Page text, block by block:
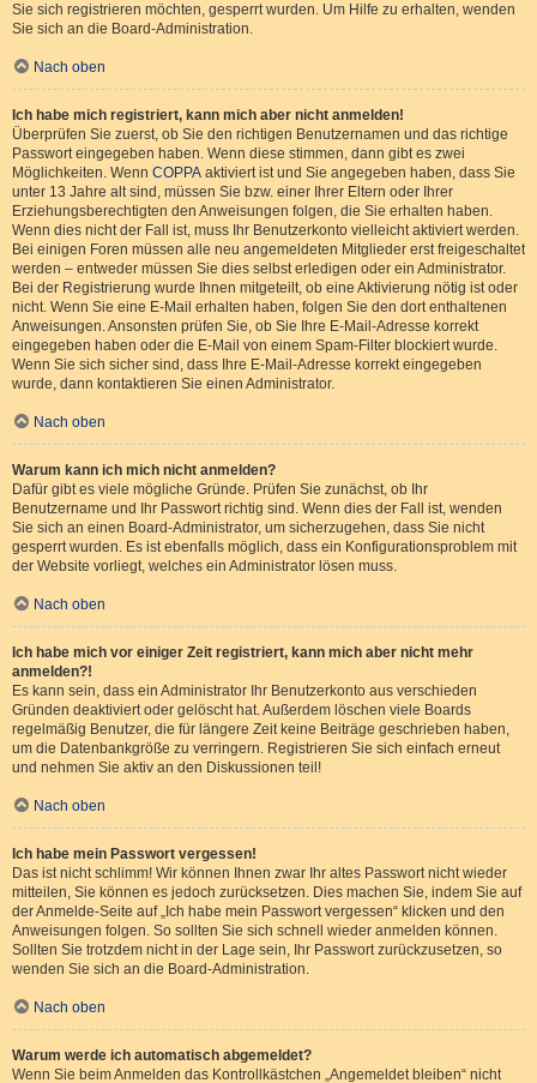
Sie sich registrieren möchten, gesperrt wurden. Um Hilfe zu erhalten, wenden
Sie sich an die Board-Administration.
Nach oben
Ich habe mich registriert, kann mich aber nicht anmelden!
Überprüfen Sie zuerst, ob Sie den richtigen Benutzernamen und das richtige
Passwort eingegeben haben. Wenn diese stimmen, dann gibt es zwei
Möglichkeiten. Wenn COPPA aktiviert ist und Sie angegeben haben, dass Sie
unter 13 Jahre alt sind, müssen Sie bzw. einer Ihrer Eltern oder Ihrer
Erziehungsberechtigten den Anweisungen folgen, die Sie erhalten haben.
Wenn dies nicht der Fall ist, muss Ihr Benutzerkonto vielleicht aktiviert werden.
Bei einigen Foren müssen alle neu angemeldeten Mitglieder erst freigeschaltet
werden – entweder müssen Sie dies selbst erledigen oder ein Administrator.
Bei der Registrierung wurde Ihnen mitgeteilt, ob eine Aktivierung nötig ist oder
nicht. Wenn Sie eine E-Mail erhalten haben, folgen Sie den dort enthaltenen
Anweisungen. Ansonsten prüfen Sie, ob Sie Ihre E-Mail-Adresse korrekt
eingegeben haben oder die E-Mail von einem Spam-Filter blockiert wurde.
Wenn Sie sich sicher sind, dass Ihre E-Mail-Adresse korrekt eingegeben
wurde, dann kontaktieren Sie einen Administrator.
Nach oben
Warum kann ich mich nicht anmelden?
Dafür gibt es viele mögliche Gründe. Prüfen Sie zunächst, ob Ihr
Benutzername und Ihr Passwort richtig sind. Wenn dies der Fall ist, wenden
Sie sich an einen Board-Administrator, um sicherzugehen, dass Sie nicht
gesperrt wurden. Es ist ebenfalls möglich, dass ein Konfigurationsproblem mit
der Website vorliegt, welches ein Administrator lösen muss.
Nach oben
Ich habe mich vor einiger Zeit registriert, kann mich aber nicht mehr
anmelden?!
Es kann sein, dass ein Administrator Ihr Benutzerkonto aus verschieden
Gründen deaktiviert oder gelöscht hat. Außerdem löschen viele Boards
regelmäßig Benutzer, die für längere Zeit keine Beiträge geschrieben haben,
um die Datenbankgröße zu verringern. Registrieren Sie sich einfach erneut
und nehmen Sie aktiv an den Diskussionen teil!
Nach oben
Ich habe mein Passwort vergessen!
Das ist nicht schlimm! Wir können Ihnen zwar Ihr altes Passwort nicht wieder
mitteilen, Sie können es jedoch zurücksetzen. Dies machen Sie, indem Sie auf
der Anmelde-Seite auf „Ich habe mein Passwort vergessen“ klicken und den
Anweisungen folgen. So sollten Sie sich schnell wieder anmelden können.
Sollten Sie trotzdem nicht in der Lage sein, Ihr Passwort zurückzusetzen, so
wenden Sie sich an die Board-Administration.
Nach oben
Warum werde ich automatisch abgemeldet?
Wenn Sie beim Anmelden das Kontrollkästchen „Angemeldet bleiben“ nicht